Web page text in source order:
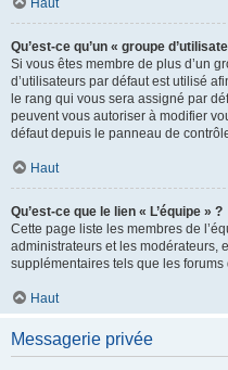
Haut
Qu’est-ce qu’un « groupe
Si vous êtes membre de plus d’un
d’utilisateurs par défaut est utilisé
le rang qui vous sera assigné par
peuvent vous autoriser à modifier
défaut depuis le panneau de
Haut
Qu’est-ce que le lien « L’équipe » ?
Cette page liste les membres de
administrateurs et les modérateurs,
supplémentaires tels que les forums
Haut
Messagerie privée